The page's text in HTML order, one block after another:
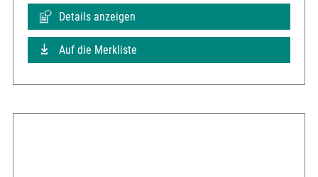
Details anzeigen
Auf die Merkliste